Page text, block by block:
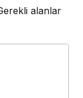
alanlar